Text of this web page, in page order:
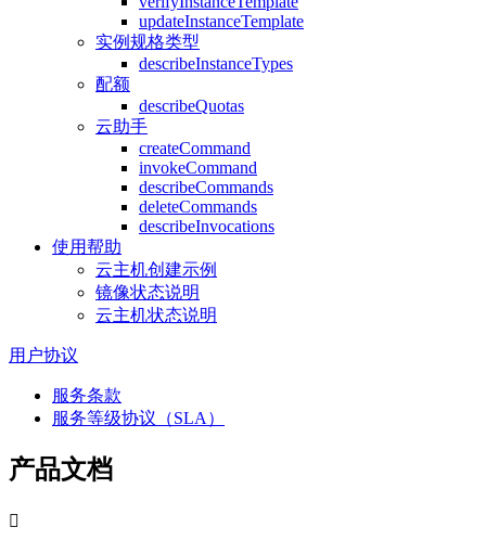
updateInstanceTemplate
实例规格类型
describeInstanceTypes
配额
describeQuotas
云助手
createCommand
invokeCommand
describeCommands
deleteCommands
describeInvocations
使用帮助
云主机创建示例
镜像状态说明
云主机状态说明
用户协议
服务条款
服务等级协议（SLA）
产品文档
